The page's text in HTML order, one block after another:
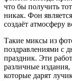
что бы получить
никак. Фон
создаёт атмосферу
Такие миксы из
поздравлениями с
праздник. Эти
различные
которые дарят